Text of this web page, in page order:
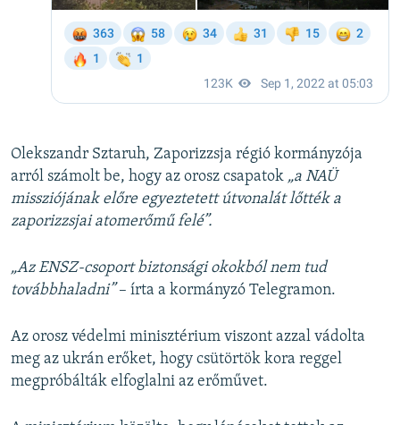
Olekszandr Sztaruh, Zaporizzsja régió kormányzója
arról számolt be, hogy az orosz csapatok „a NAÜ
missziójának előre egyeztetett útvonalát lőtték a
zaporizzsjai atomerőmű felé”.
„Az ENSZ-csoport biztonsági okokból nem tud
továbbhaladni”– írta a kormányzó Telegramon.
Az orosz védelmi minisztérium viszont azzal vádolta
meg az ukrán erőket, hogy csütörtök kora reggel
megpróbálták elfoglalni az erőművet.